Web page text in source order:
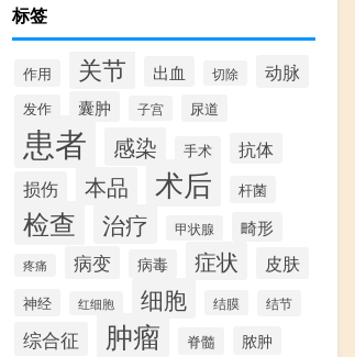
标签
作用 关节 出血 切除 动脉
发作 囊肿 子宫 尿道
患者 感染 手术 抗体
损伤 本品 术后 杆菌
检查 治疗 甲状腺 畸形
疼痛 病变 病毒 症状 皮肤
神经 红细胞 细胞 结膜 结节
综合征 肿瘤 脊髓 脓肿